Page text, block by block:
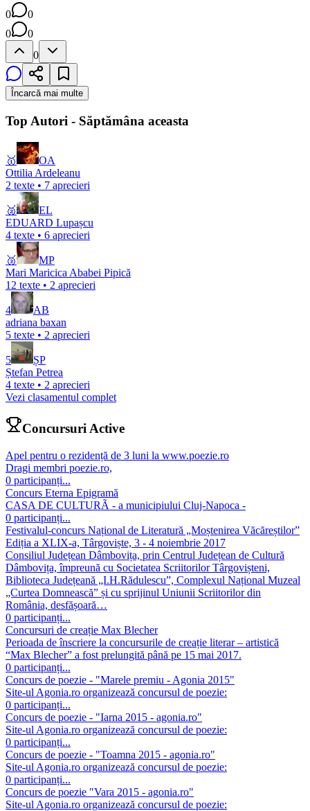
0
0
0
0
0
Încarcă mai multe
Top Autori - Săptămâna aceasta
🥇
OA
Ottilia Ardeleanu
2 texte • 7 aprecieri
🥈
EL
EDUARD Lupașcu
4 texte • 6 aprecieri
🥉
MP
Mari Maricica Ababei Pipică
12 texte • 2 aprecieri
4
AB
adriana baxan
5 texte • 2 aprecieri
5
ȘP
Ștefan Petrea
4 texte • 2 aprecieri
Vezi clasamentul complet
Concursuri Active
Apel pentru o rezidență de 3 luni la www.poezie.ro
Dragi membri poezie.ro,
0 participanți...
Concurs Eterna Epigramă
CASA DE CULTURÃ - a municipiului Cluj-Napoca -
0 participanți...
Festivalul-concurs Național de Literatură „Moștenirea Văcăreștilor”
Ediția a XLIX-a, Târgoviște, 3 - 4 noiembrie 2017
Consiliul Județean Dâmbovița, prin Centrul Județean de Cultură
Dâmbovița, împreună cu Societatea Scriitorilor Târgovișteni,
Biblioteca Județeană „I.H.Rădulescu”, Complexul Național Muzeal
„Curtea Domnească” și cu sprijinul Uniunii Scriitorilor din
România, desfășoară…
0 participanți...
Concursuri de creație Max Blecher
Perioada de înscriere la concursurile de creație literar – artistică
“Max Blecher” a fost prelungită până pe 15 mai 2017.
0 participanți...
Concurs de poezie - "Marele premiu - Agonia 2015"
Site-ul Agonia.ro organizează concursul de poezie:
0 participanți...
Concurs de poezie - "Iarna 2015 - agonia.ro"
Site-ul Agonia.ro organizează concursul de poezie:
0 participanți...
Concurs de poezie - "Toamna 2015 - agonia.ro"
Site-ul Agonia.ro organizează concursul de poezie:
0 participanți...
Concurs de poezie "Vara 2015 - agonia.ro"
Site-ul Agonia.ro organizează concursul de poezie: